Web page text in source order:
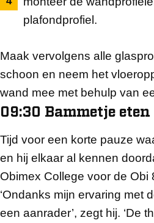
plafondprofiel.
Maak vervolgens alle
schoon en neem het
wand mee met behulp van
09:30 Bammetje eten
Tijd voor een korte pauze
en hij elkaar al kennen
Obimex College voor de Obi
‘Ondanks mijn ervaring met
een aanrader’, zegt hij. ‘De